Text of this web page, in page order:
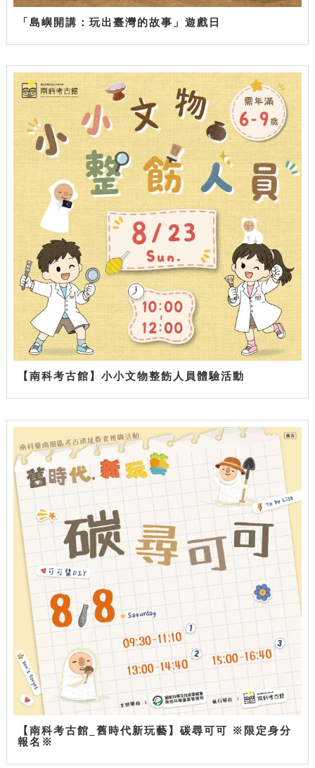
「島嶼開講：玩出臺灣的故事」遊戲日
【南科考古館】小小文物整飭人員體驗活動
【南科考古館_舊時代新玩藝】碳尋可可 ※限定身分
報名※